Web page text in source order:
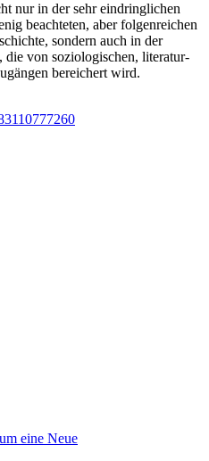
nur in der sehr eindringlichen
beachteten, aber folgenreichen
sondern auch in der
von soziologischen, literatur-
bereichert wird.